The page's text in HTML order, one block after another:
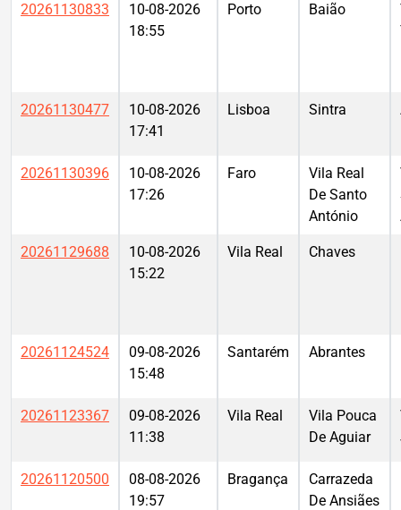
20261130833
10-08-2026
18:55
Porto Baião
20261130477
10-08-2026
17:41
Lisboa Sintra
20261130396
10-08-2026
17:26
Faro
Vila Real
De Santo
António
20261129688
10-08-2026
15:22
Vila Real Chaves
20261124524
09-08-2026
15:48
Santarém Abrantes
20261123367
09-08-2026
11:38
Vila Real
Vila Pouca
De Aguiar
20261120500
08-08-2026
19:57
Bragança
Carrazeda
De Ansiães